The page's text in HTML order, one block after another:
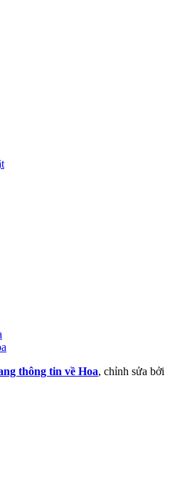
thông tin về Hoa, chỉnh sửa bởi